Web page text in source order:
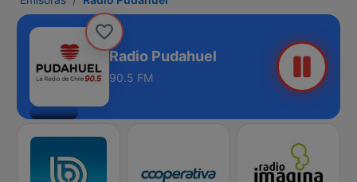
Radio Pudahuel
90.5 FM